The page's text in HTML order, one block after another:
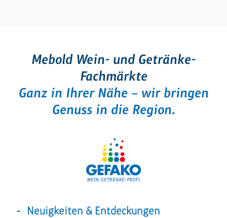
Mebold Wein- und Getränke-
Fachmärkte
Ganz in Ihrer Nähe – wir bringen
Genuss in die Region.
Neuigkeiten & Entdeckungen